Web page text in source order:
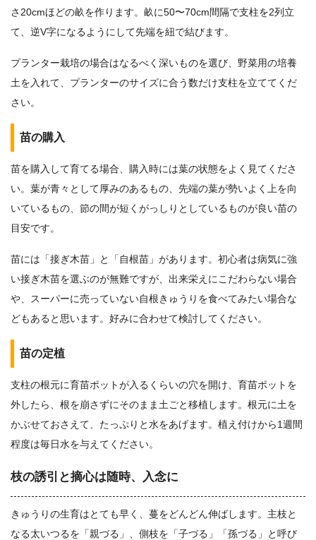
さ20cmほどの畝を作ります。畝に50〜70cm間隔で支柱を2列立
て、逆V字になるようにして先端を紐で結びます。
プランター栽培の場合はなるべく深いものを選び、野菜用の培養
土を入れて、プランターのサイズに合う数だけ支柱を立ててくだ
さい。
苗の購入
苗を購入して育てる場合、購入時には葉の状態をよく見てくださ
い。葉が青々として厚みのあるもの、先端の葉が勢いよく上を向
いているもの、節の間が短くがっしりとしているものが良い苗の
目安です。
苗には「接ぎ木苗」と「自根苗」があります。初心者は病気に強
い接ぎ木苗を選ぶのが無難ですが、出来栄えにこだわらない場合
や、スーパーに売っていない自根きゅうりを食べてみたい場合な
どもあると思います。好みに合わせて検討してください。
苗の定植
支柱の根元に育苗ポットが入るくらいの穴を開け、育苗ポットを
外したら、根を崩さずにそのまま土ごと移植します。根元に土を
かぶせておさえて、たっぷりと水をあげます。植え付けから1週間
程度は毎日水を与えてください。
枝の誘引と摘心は随時、入念に
きゅうりの生育はとても早く、蔓をどんどん伸ばします。主枝と
なる太いつるを「親づる」、側枝を「子づる」「孫づる」と呼び